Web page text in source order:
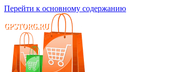
Перейти к основному содержанию